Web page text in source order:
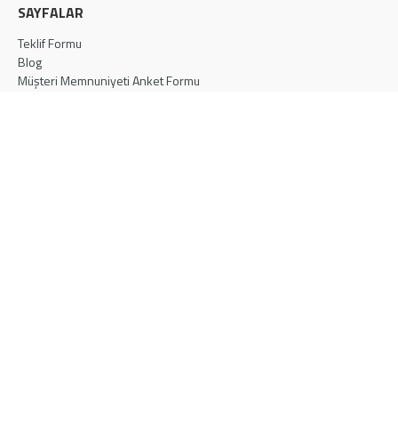
SAYFALAR
Teklif Formu
Blog
Müşteri Memnuniyeti Anket Formu